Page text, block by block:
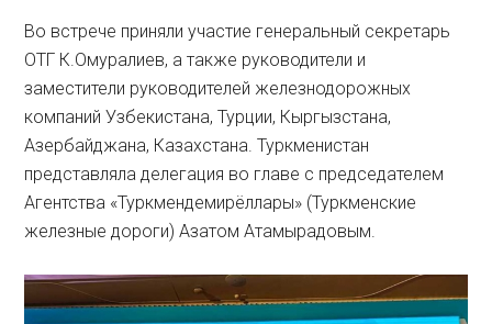
Во встрече приняли участие генеральный секретарь
ОТГ К.Омуралиев, а также руководители и
заместители руководителей железнодорожных
компаний Узбекистана, Турции, Кыргызстана,
Азербайджана, Казахстана. Туркменистан
представляла делегация во главе с председателем
Агентства «Туркмендемирёллары» (Туркменские
железные дороги) Азатом Атамырадовым.